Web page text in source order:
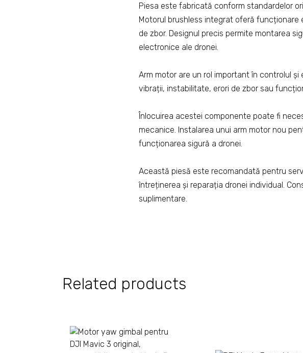
Piesa este fabricată conform standardelor
Motorul brushless integrat oferă
de zbor. Designul precis permite montarea
electronice ale dronei.
Arm motor are un rol important în controlul
vibrații, instabilitate, erori de zbor sau
Înlocuirea acestei componente poate fi
mecanice. Instalarea unui arm motor nou
funcționarea sigură a dronei.
Această piesă este recomandată pentru
întreținerea și reparația dronei individual.
suplimentare.
Related products